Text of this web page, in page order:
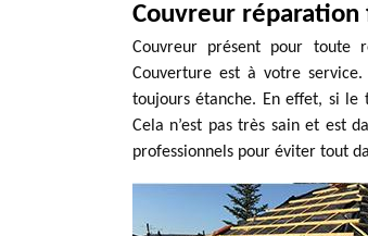
Couvreur
Couvreur présent pour toute
Couverture est à votre
toujours étanche. En effet, si le
Cela n’est pas très sain et est
professionnels pour éviter tout